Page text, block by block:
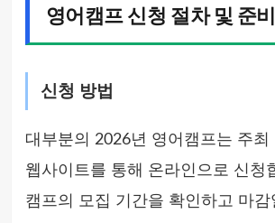
영어캠프 신청 절차 및 준
신청 방법
대부분의 2026년 영어캠프는 주최
웹사이트를 통해 온라인으로 신청
캠프의 모집 기간을 확인하고 마